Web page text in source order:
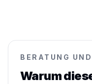
BERATUNG
Warum